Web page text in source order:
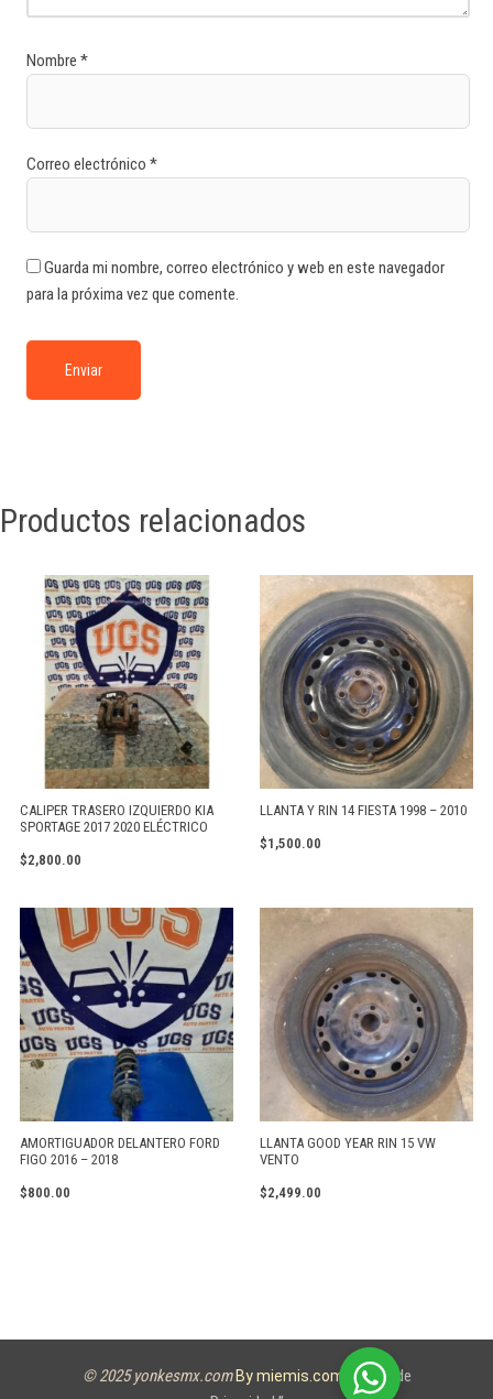
Nombre *
Correo electrónico *
Guarda mi nombre, correo electrónico y web en este navegador
para la próxima vez que comente.
Productos relacionados
CALIPER TRASERO IZQUIERDO KIA
SPORTAGE 2017 2020 ELÉCTRICO
$2,800.00
LLANTA Y RIN 14 FIESTA 1998 – 2010
$1,500.00
AMORTIGUADOR DELANTERO FORD
FIGO 2016 – 2018
$800.00
LLANTA GOOD YEAR RIN 15 VW
VENTO
$2,499.00
© 2025 yonkesmx.com By miemis.com
Aviso de